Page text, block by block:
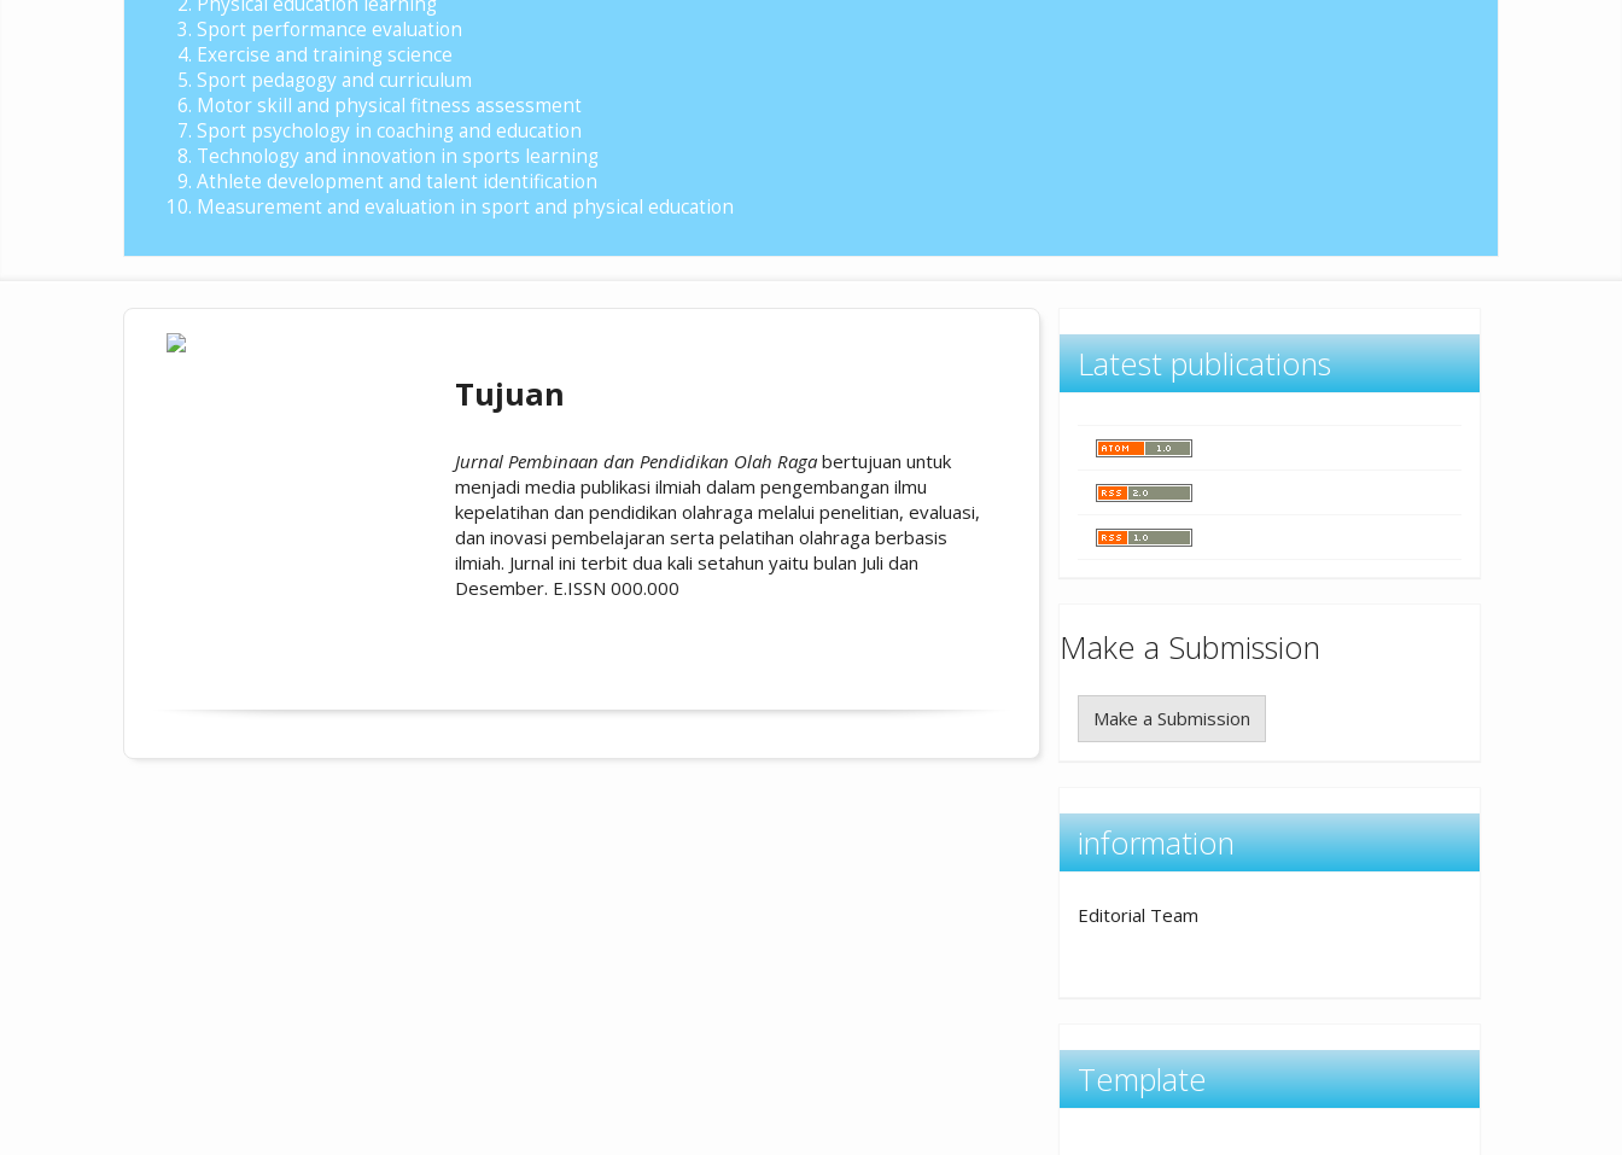
Sport performance evaluation
Exercise and training science
Sport pedagogy and curriculum
Motor skill and physical fitness assessment
Sport psychology in coaching and education
Technology and innovation in sports learning
Athlete development and talent identification
Measurement and evaluation in sport and physical education
Tujuan
Jurnal Pembinaan dan Pendidikan Olah Raga bertujuan untuk
menjadi media publikasi ilmiah dalam pengembangan ilmu
kepelatihan dan pendidikan olahraga melalui penelitian, evaluasi,
dan inovasi pembelajaran serta pelatihan olahraga berbasis
ilmiah. Jurnal ini terbit dua kali setahun yaitu bulan Juli dan
Desember. E.ISSN 000.000
Latest publications
Make a Submission
Make a Submission
information
Editorial Team
Template